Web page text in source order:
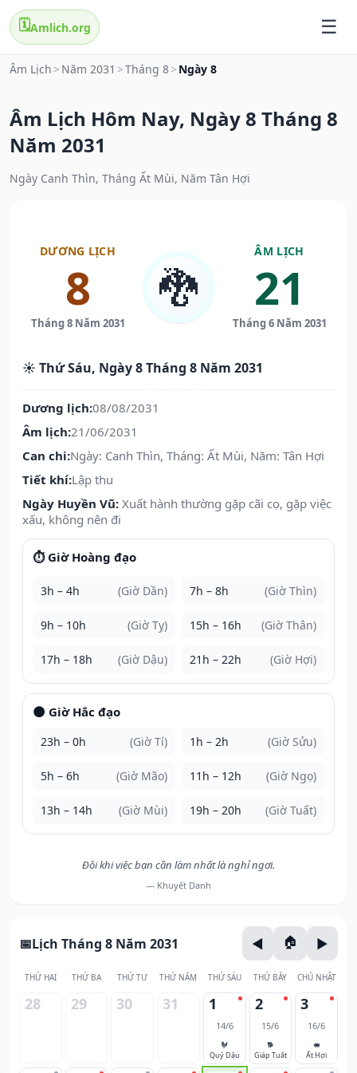
🗓️Amlich.org
Âm Lịch > Năm 2031 >Tháng 8> Ngày 8
Âm Lịch Hôm Nay, Ngày 8 Tháng 8
Năm 2031
Ngày Canh Thìn, Tháng Ất Mùi, Năm Tân Hợi
DƯƠNG LỊCH
8
Tháng 8 Năm 2031
🐉
ÂM LỊCH
21
Tháng 6 Năm 2031
☀️ Thứ Sáu, Ngày 8 Tháng 8 Năm 2031
Dương lịch:08/08/2031
Âm lịch:21/06/2031
Can chi:Ngày: Canh Thìn, Tháng: Ất Mùi, Năm: Tân Hợi
Tiết khí:Lập thu
Ngày Huyền Vũ: Xuất hành thường gặp cãi cọ, gặp việc
xấu, không nên đi
⏱️ Giờ Hoàng đạo
3h – 4h (Giờ Dần) 7h – 8h (Giờ Thìn)
9h – 10h (Giờ Tỵ) 15h – 16h (Giờ Thân)
17h – 18h (Giờ Dậu) 21h – 22h (Giờ Hợi)
🌑 Giờ Hắc đạo
23h – 0h (Giờ Tí) 1h – 2h (Giờ Sửu)
5h – 6h (Giờ Mão) 11h – 12h (Giờ Ngọ)
13h – 14h (Giờ Mùi) 19h – 20h (Giờ Tuất)
Đôi khi việc bạn cần làm nhất là nghỉ ngơi.
— Khuyết Danh
Lịch Tháng 8 Năm 2031
THỨ HAI THỨ BA THỨ TƯ THỨ NĂM THỨ SÁU THỨ BẢY CHỦ NHẬT
28 29 30 31 1
14/6
🐓
Quý Dậu
2
15/6
🐕
Giáp Tuất
3
16/6
🐖
Ất Hợi